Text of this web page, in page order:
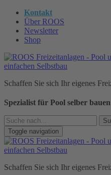
Kontakt
Über ROOS
Newsletter
Shop
Schaffen Sie sich Ihr eigenes
Spezialist für Pool selber
Toggle navigation
Schaffen Sie sich Ihr eigenes